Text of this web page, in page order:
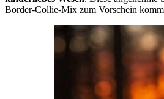
Border-Collie-Mix zum Vorschein